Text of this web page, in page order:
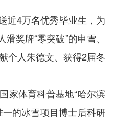
近4万名优秀毕业生，为
奖牌“零突破”的申雪、
个人朱德文、获得2届冬
家体育科普基地“哈尔滨
的冰雪项目博士后科研